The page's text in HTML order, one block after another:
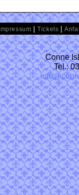
Impressum | Tickets |
Conne
Tel.: